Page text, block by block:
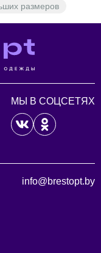
размеров
МЫ В СОЦСЕТЯХ
info@brestopt.by